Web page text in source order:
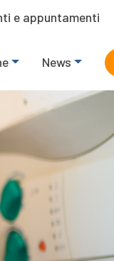
e appuntamenti
News